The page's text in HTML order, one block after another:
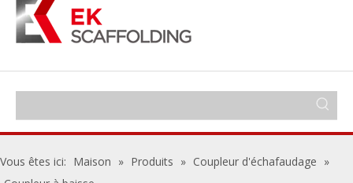
Vous êtes ici: Maison » Produits » Coupleur d'échafaudage »